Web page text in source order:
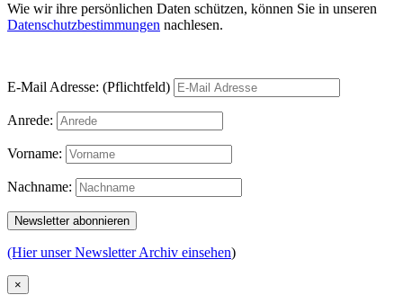
Wie wir ihre persönlichen Daten schützen, können Sie in unseren
Datenschutzbestimmungen nachlesen.
E-Mail Adresse: (Pflichtfeld)
Anrede:
Vorname:
Nachname:
(Hier unser Newsletter Archiv einsehen)
×